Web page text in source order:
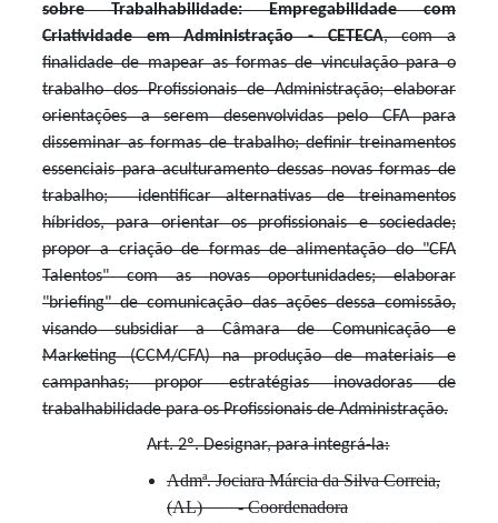
sobre Trabalhabilidade: Empregabilidade com
Criatividade em Administração - CETECA, com a
finalidade de mapear as formas de vinculação para o
trabalho dos Profissionais de Administração; elaborar
orientações a serem desenvolvidas pelo CFA para
disseminar as formas de trabalho; definir treinamentos
essenciais para aculturamento dessas novas formas de
trabalho; identificar alternativas de treinamentos
híbridos, para orientar os profissionais e sociedade;
propor a criação de formas de alimentação do "CFA
Talentos" com as novas oportunidades; elaborar
"briefing" de comunicação das ações dessa comissão,
visando subsidiar a Câmara de Comunicação e
Marketing (CCM/CFA) na produção de materiais e
campanhas; proporestratégias inovadoras de
trabalhabilidade para os Profissionais de Administração.
Art. 2º. Designar, para integrá-la:
Admª. Jociara Márcia da Silva Correia,
(AL) - Coordenadora